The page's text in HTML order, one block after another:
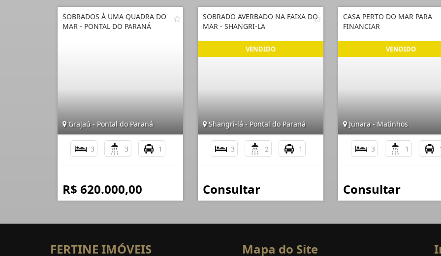
SOBRADOS À UMA QUADRA DO
MAR - PONTAL DO PARANÁ
Grajaú - Pontal do Paraná
3 3 1
R$ 620.000,00
SOBRADO AVERBADO NA FAIXA DO
MAR - SHANGRI-LA
Shangri-lá - Pontal do Paraná
3 2 1
Consultar
CASA PERTO DO MAR PARA
FINANCIAR
Junara - Matinhos
3 1 1
Consultar
FERTINE IMÓVEIS Mapa do Site